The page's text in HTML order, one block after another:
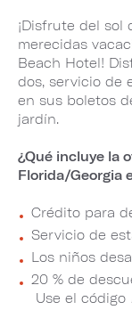
¡Disfrute del sol
merecidas
Beach Hotel!
dos, servicio de
en sus boletos
jardín.
¿Qué incluye la
Florida/Georgia
Crédito para
Servicio de
Los niños
20 % de
Use el código